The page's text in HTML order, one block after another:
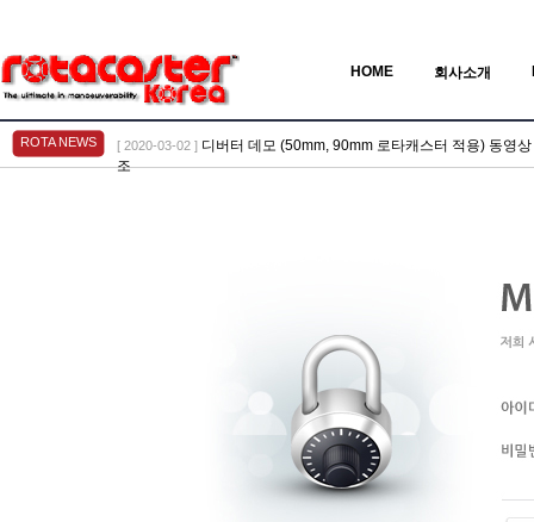
HOME 회사소개
ROTA NEWS [ 2020-03-02 ] 디버터 데모 (50mm, 90mm 로타캐스터 적용) 동영
조